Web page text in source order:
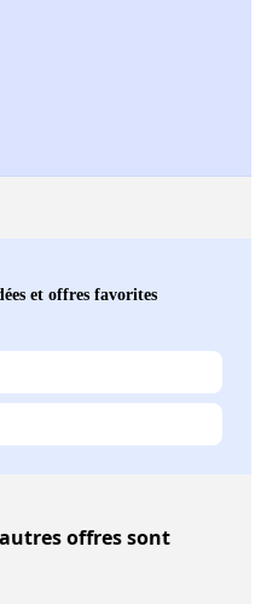
et offres favorites
offres sont